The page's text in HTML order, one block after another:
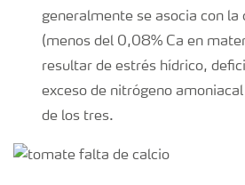
generalmente se asocia con la
(menos del 0,08% Ca en
resultar de estrés hídrico,
exceso de nitrógeno
de los tres.